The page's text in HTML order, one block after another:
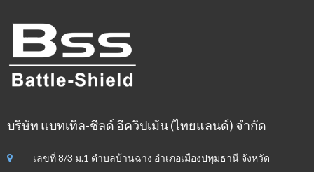
บริษัท แบทเทิล-ชีลด์ อีควิปเม้น (ไทยแลนด์) จำกัด
เลขที่ 8/3 ม.1 ตำบลบ้านฉาง อำเภอเมืองปทุมธานี จังหวัด